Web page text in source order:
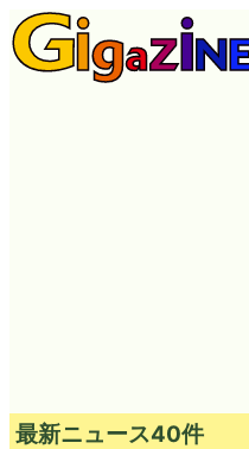
最新ニュース40件